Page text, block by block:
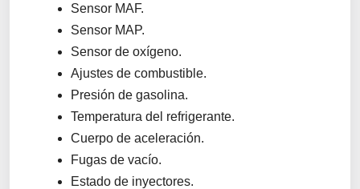
Sensor MAF.
Sensor MAP.
Sensor de oxígeno.
Ajustes de combustible.
Presión de gasolina.
Temperatura del refrigerante.
Cuerpo de aceleración.
Fugas de vacío.
Estado de inyectores.